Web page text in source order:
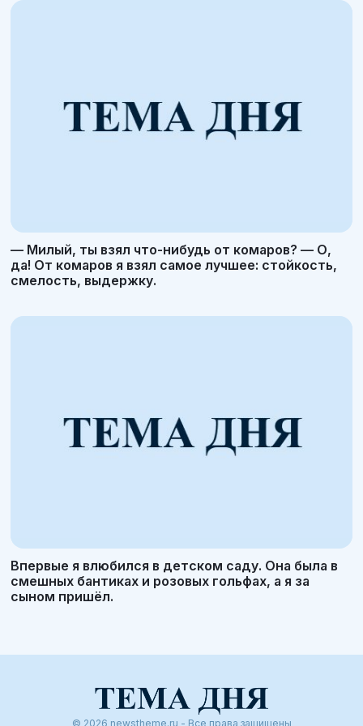
— Милый, ты взял что-нибудь от комаров? — О,
да! От комаров я взял самое лучшее: стойкость,
смелость, выдержку.
Впервые я влюбился в детском саду. Она была в
смешных бантиках и розовых гольфах, а я за
сыном пришёл.
© 2026 newstheme.ru - Все права защищены